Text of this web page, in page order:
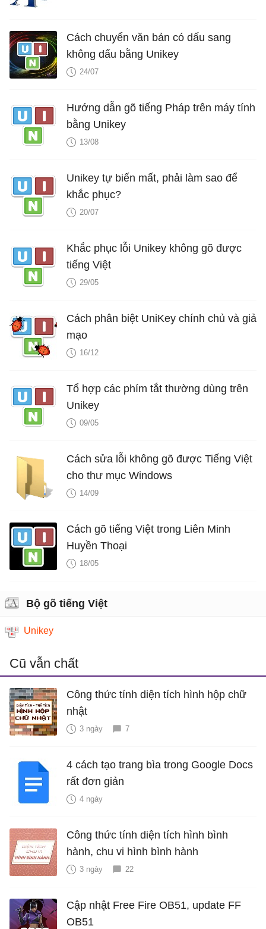
Cách chuyển văn bản có dấu sang
không dấu bằng Unikey
24/07
Hướng dẫn gõ tiếng Pháp trên máy tính
bằng Unikey
13/08
Unikey tự biến mất, phải làm sao để
khắc phục?
20/07
Khắc phục lỗi Unikey không gõ được
tiếng Việt
29/05
Cách phân biệt UniKey chính chủ và giả
mạo
16/12
Tổ hợp các phím tắt thường dùng trên
Unikey
09/05
Cách sửa lỗi không gõ được Tiếng Việt
cho thư mục Windows
14/09
Cách gõ tiếng Việt trong Liên Minh
Huyền Thoại
18/05
Bộ gõ tiếng Việt
Unikey
Cũ vẫn chất
Công thức tính diện tích hình hộp chữ
nhật
3 ngày 7
4 cách tạo trang bìa trong Google Docs
rất đơn giản
4 ngày
Công thức tính diện tích hình bình
hành, chu vi hình bình hành
3 ngày 22
Cập nhật Free Fire OB51, update FF
OB51